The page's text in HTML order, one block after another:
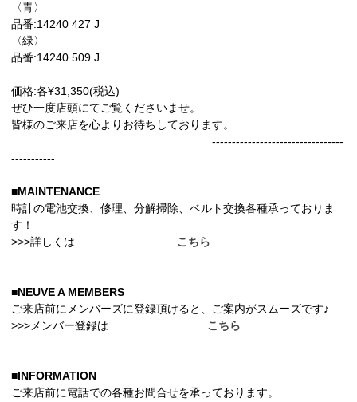
〈青〉
品番:14240 427 J
〈緑〉
品番:14240 509 J
価格:各¥31,350(税込)
ぜひ一度店頭にてご覧くださいませ。
皆様のご来店を心よりお待ちしております。
---------------------------------
-----------
■MAINTENANCE
時計の電池交換、修理、分解掃除、ベルト交換各種承っておりま
す！
>>>詳しくは
こちら
■NEUVE A MEMBERS
ご来店前にメンバーズに登録頂けると、ご案内がスムーズです♪
>>>メンバー登録は
こちら
■INFORMATION
ご来店前に電話での各種お問合せを承っております。